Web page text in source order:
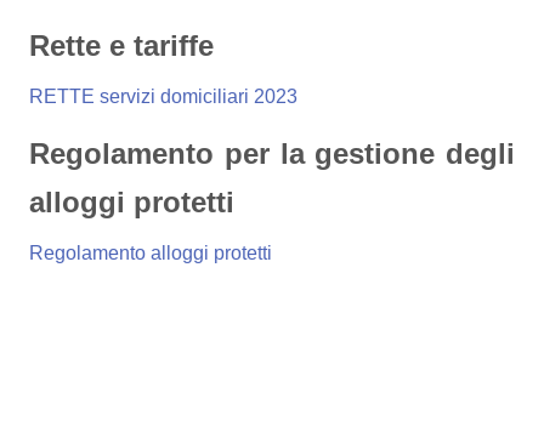
Rette e tariffe
RETTE servizi domiciliari 2023
Regolamento per la gestione degli
alloggi protetti
Regolamento alloggi protetti